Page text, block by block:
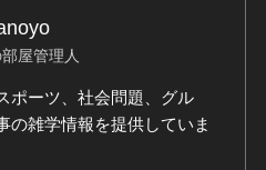
屋管理人
ポーツ、社会問題、グル
の雑学情報を提供していま